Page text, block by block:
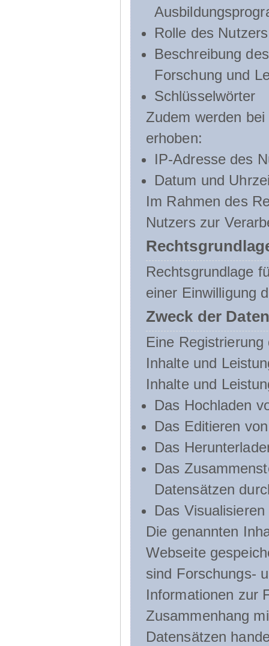
Rolle des
Beschreibung
Forschung und
Schlüsselwörter
Zudem werden
erhoben:
IP-Adresse des
Datum und
Im Rahmen des
Nutzers zur
Rechtsgrundlage
einer Einwilligung
Zweck der
Eine
Inhalte und
Inhalte und
Das Hochladen
Das Editieren
Das
Das
Datensätzen
Das
Die genannten
Webseite
sind Forschungs-
Informationen zur
Zusammenhang
Datensätzen